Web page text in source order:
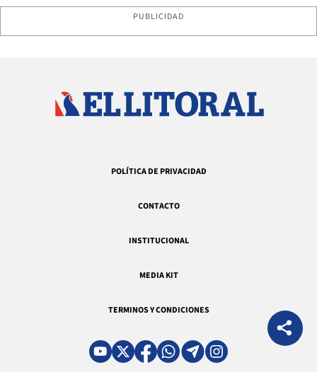
PUBLICIDAD
POLÍTICA DE PRIVACIDAD
CONTACTO
INSTITUCIONAL
MEDIA KIT
TERMINOS Y CONDICIONES